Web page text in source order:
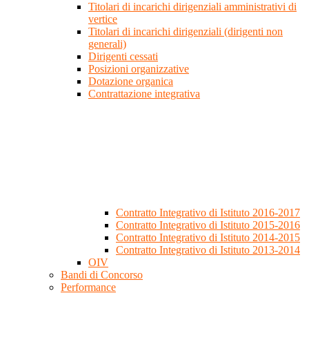
Titolari di incarichi dirigenziali amministrativi di
vertice
Titolari di incarichi dirigenziali (dirigenti non
generali)
Dirigenti cessati
Posizioni organizzative
Dotazione organica
Contrattazione integrativa
Contratto Integrativo di Istituto 2016-2017
Contratto Integrativo di Istituto 2015-2016
Contratto Integrativo di Istituto 2014-2015
Contratto Integrativo di Istituto 2013-2014
OIV
Bandi di Concorso
Performance